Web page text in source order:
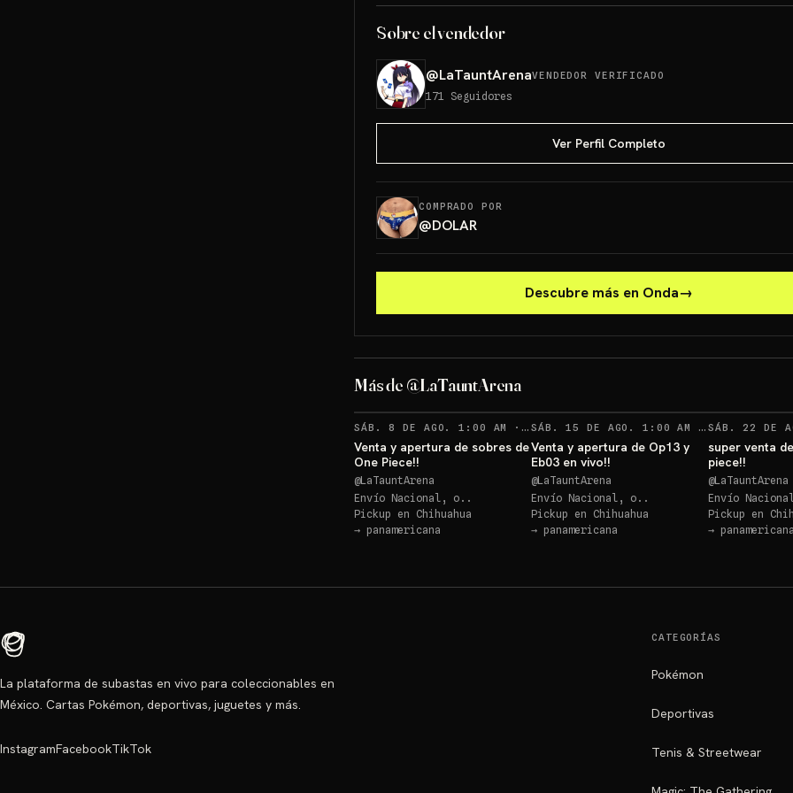
Sobre el vendedor
@LaTauntArenaVENDEDOR VERIFICADO
171 Seguidores
Ver Perfil Completo
COMPRADO POR
@DOLAR
Descubre más en Onda→
Más de @LaTauntArena
Sorteos: give away 1 +1 más→
SÁB. 8 DE AGO. 1:00 AM · 19RECORDATORIOS
Venta y apertura de sobres de
One Piece!!
@LaTauntArena
Envío Nacional, o..
Pickup en Chihuahua
→ panamericana
SÁB. 15 DE AGO. 1:00 AM ·12
Venta y apertura de Op13 y
Eb03 en vivo!!
@LaTauntArena
Envío Nacional, o..
Pickup en Chihuahua
→ panamericana
SÁB. 22 DE
super venta
piece!!
@LaTauntArena
Envío
Pickup en
→ panamericana
La plataforma de subastas en vivo para coleccionables en
México. Cartas Pokémon, deportivas, juguetes y más.
InstagramFacebookTikTok
CATEGORÍAS
Pokémon
Deportivas
Tenis & Streetwear